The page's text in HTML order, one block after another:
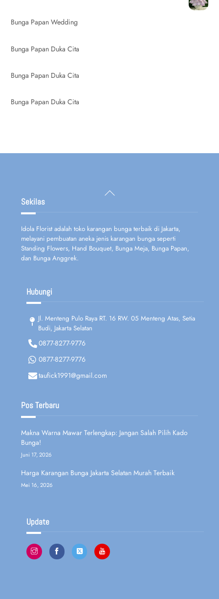
Bunga Papan Wedding
Bunga Papan Duka Cita
Bunga Papan Duka Cita
Bunga Papan Duka Cita
Back
To
Sekilas
Idola Florist adalah toko karangan bunga terbaik di Jakarta,
melayani pembuatan aneka jenis karangan bunga seperti
Standing Flowers, Hand Bouquet, Bunga Meja, Bunga Papan,
dan Bunga Anggrek.
Hubungi
Jl. Menteng Pulo Raya RT. 16 RW. 05 Menteng Atas, Setia
Budi, Jakarta Selatan
0877-8277-9776
0877-8277-9776
taufick1991@gmail.com
Pos Terbaru
Makna Warna Mawar Terlengkap: Jangan Salah Pilih Kado
Bunga!
Juni 17, 2026
Harga Karangan Bunga Jakarta Selatan Murah Terbaik
Mei 16, 2026
Update